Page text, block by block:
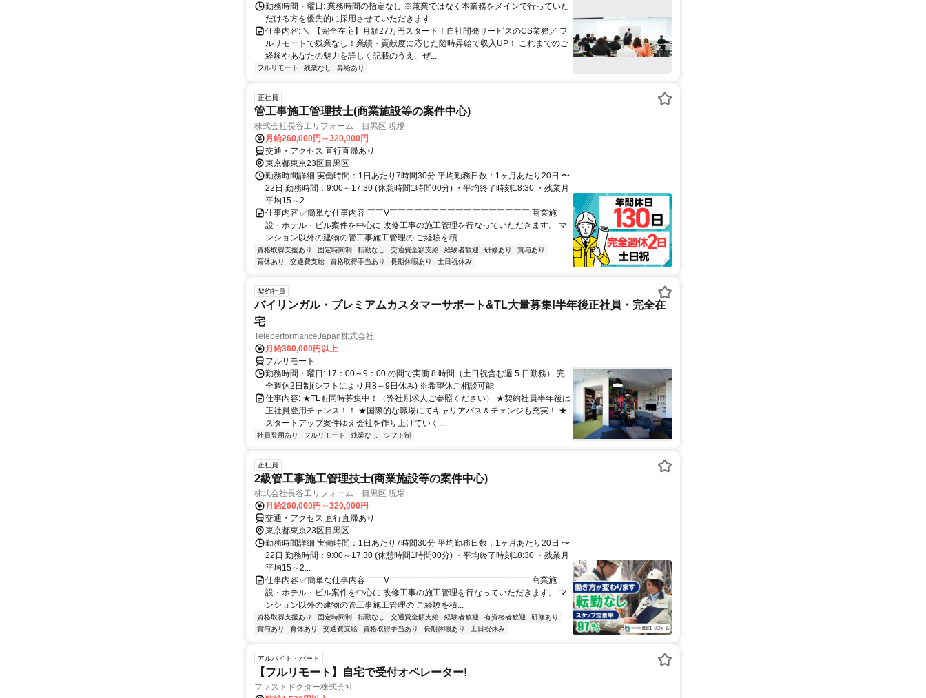
勤務時間・曜日: 業務時間の指定なし ※兼業ではなく本業務をメインで行っていた
だける方を優先的に採用させていただきます
仕事内容: ＼ 【完全在宅】月額27万円スタート！自社開発サービスのCS業務／ フ
ルリモートで残業なし！業績・貢献度に応じた随時昇給で収入UP！ これまでのご
経験やあなたの魅力を詳しく記載のうえ、ぜ...
フルリモート 残業なし 昇給あり
正社員
管工事施工管理技士(商業施設等の案件中心)
株式会社長谷工リフォーム 目黒区 現場
月給260,000円～320,000円
交通・アクセス 直行直帰あり
東京都東京23区目黒区
勤務時間詳細 実働時間：1日あたり7時間30分 平均勤務日数：1ヶ月あたり20日 〜
22日 勤務時間：9:00～17:30 (休憩時間1時間00分) ・平均終了時刻18:30 ・残業月
平均15～2...
仕事内容 ✅簡単な仕事内容 ￣￣V￣￣￣￣￣￣￣￣￣￣￣￣￣￣￣￣￣ 商業施
設・ホテル・ビル案件を中心に 改修工事の施工管理を行なっていただきます。 マ
ンション以外の建物の管工事施工管理の ご経験を積...
資格取得支援あり 固定時間制 転勤なし 交通費全額支給 経験者歓迎 研修あり
賞与あり
育休あり
交通費支給 資格取得手当あり 長期休暇あり 土日祝休み
契約社員
バイリンガル・プレミアムカスタマーサポート&TL大量募集!半年後正社員・完全在
宅
TeleperformanceJapan株式会社
月給360,000円以上
フルリモート
勤務時間・曜日: 17：00～9：00 の間で実働 8 時間（土日祝含む週 5 日勤務） 完
全週休2日制(シフトにより月8～9日休み) ※希望休ご相談可能
仕事内容: ★TLも同時募集中！（弊社別求人ご参照ください） ★契約社員半年後は
正社員登用チャンス！！ ★国際的な職場にてキャリアパス＆チェンジも充実！ ★
スタートアップ案件ゆえ会社を作り上げていく...
社員登用あり フルリモート 残業なし シフト制
正社員
2級管工事施工管理技士(商業施設等の案件中心)
株式会社長谷工リフォーム 目黒区 現場
月給260,000円～320,000円
交通・アクセス 直行直帰あり
東京都東京23区目黒区
勤務時間詳細 実働時間：1日あたり7時間30分 平均勤務日数：1ヶ月あたり20日 〜
22日 勤務時間：9:00～17:30 (休憩時間1時間00分) ・平均終了時刻18:30 ・残業月
平均15～2...
仕事内容 ✅簡単な仕事内容 ￣￣V￣￣￣￣￣￣￣￣￣￣￣￣￣￣￣￣￣ 商業施
設・ホテル・ビル案件を中心に 改修工事の施工管理を行なっていただきます。 マ
ンション以外の建物の管工事施工管理の ご経験を積...
資格取得支援あり 固定時間制 転勤なし 交通費全額支給 経験者歓迎 有資格者歓迎
研修あり
賞与あり
育休あり 交通費支給 資格取得手当あり 長期休暇あり 土日祝休み
アルバイト・パート
【フルリモート】自宅で受付オペレーター!
ファストドクター株式会社